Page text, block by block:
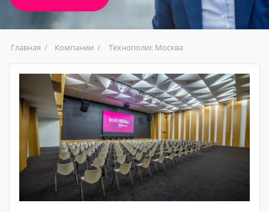
Главная Компании Технополис Москва